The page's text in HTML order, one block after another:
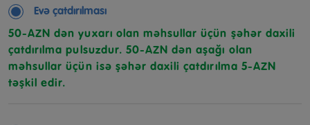
Evə çatdırılması
50-AZN dən yuxarı olan məhsullar üçün şəhər daxili
çatdırılma pulsuzdur. 50-AZN dən aşağı olan
məhsullar üçün isə şəhər daxili çatdırılma 5-AZN
təşkil edir.